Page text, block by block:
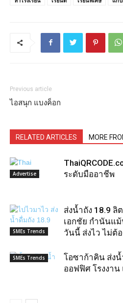
Previous article
ไอสนุก แบงค็อก
RELATED ARTICLES MORE
Advertise
ระดับมืออาชีพ
SMEs Trends
ส่งน้ำถัง 18.9 ลิ
เอกชัย กำนันแม้
วันนี้ ส่งไว ไม่ต้
SMEs Trends
โอซาก้าคิน ส่งน้
ออฟฟิศ โรงงาน